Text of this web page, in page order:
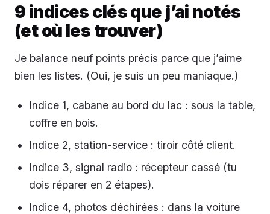
9 indices clés que j’ai notés
(et où les trouver)
Je balance neuf points précis parce que j’aime
bien les listes. (Oui, je suis un peu maniaque.)
Indice 1, cabane au bord du lac : sous la table,
coffre en bois.
Indice 2, station-service : tiroir côté client.
Indice 3, signal radio : récepteur cassé (tu
dois réparer en 2 étapes).
Indice 4, photos déchirées : dans la voiture